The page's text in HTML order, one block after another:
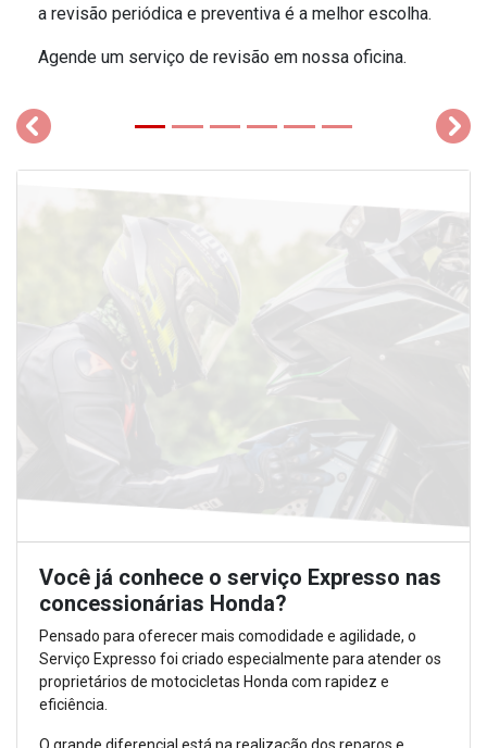
a revisão periódica e preventiva é a melhor escolha.
Agende um serviço de revisão em nossa oficina.
templates.template-
Você já conhece o serviço Expresso nas
concessionárias Honda?
Pensado para oferecer mais comodidade e agilidade, o
Serviço Expresso foi criado especialmente para atender os
proprietários de motocicletas Honda com rapidez e
eficiência.
O grande diferencial está na realização dos reparos e